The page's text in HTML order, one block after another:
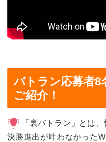
バトラン応募者8
ご紹介！
「裏バトラン」とは
決勝進出が叶わなかった